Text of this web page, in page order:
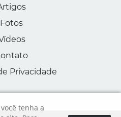
Fotos
Privacidade
tenha a